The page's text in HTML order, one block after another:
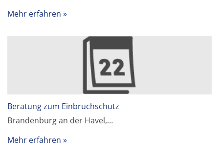
Mehr erfahren
Beratung zum Einbruchschutz
Brandenburg an der Havel,…
Mehr erfahren